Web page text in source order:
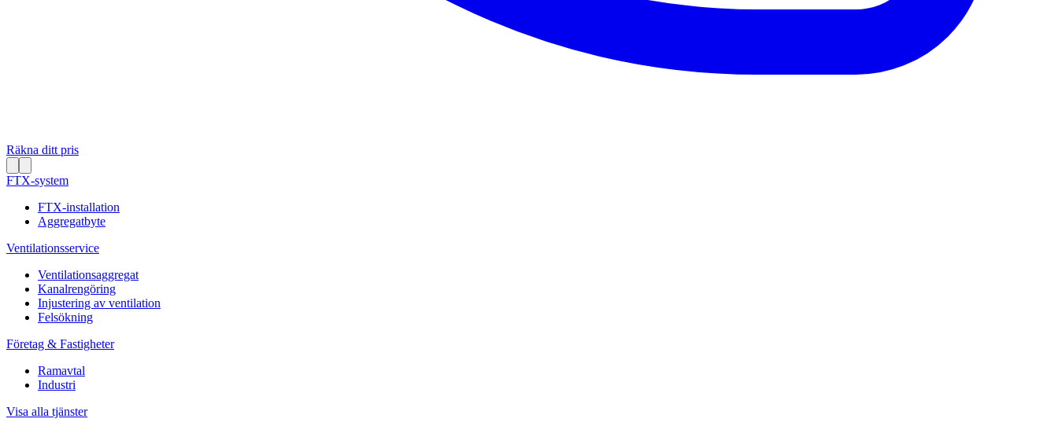
Räkna ditt pris
FTX-system
FTX-installation
Aggregatbyte
Ventilationsservice
Ventilationsaggregat
Kanalrengöring
Injustering av ventilation
Felsökning
Företag & Fastigheter
Ramavtal
Industri
Visa alla tjänster